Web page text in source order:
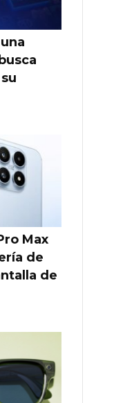
Max
de
de